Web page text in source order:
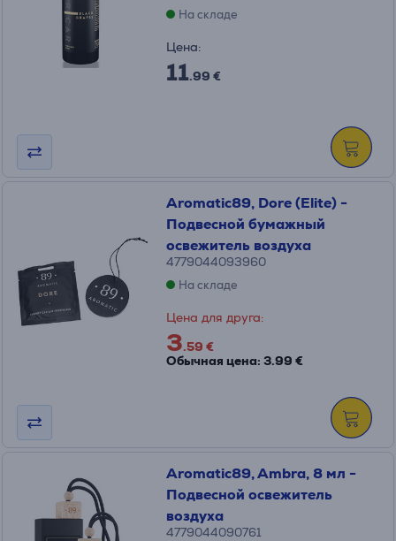
На складе
Цена:
11.99 €
Aromatic89, Dore (Elite) -
Подвесной бумажный
освежитель воздуха
4779044093960
На складе
Цена для друга:
3.59 €
Обычная цена: 3.99 €
Aromatic89, Ambra, 8 мл -
Подвесной освежитель
воздуха
4779044090761